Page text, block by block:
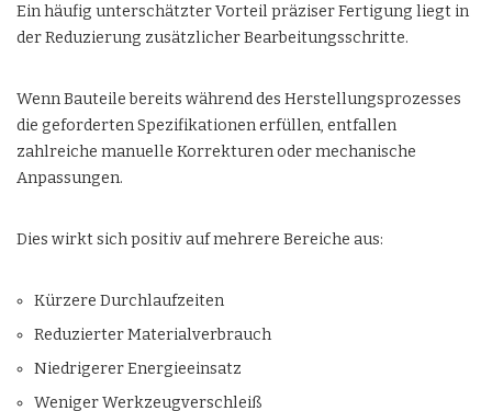
Ein häufig unterschätzter Vorteil präziser Fertigung liegt in
der Reduzierung zusätzlicher Bearbeitungsschritte.
Wenn Bauteile bereits während des Herstellungsprozesses
die geforderten Spezifikationen erfüllen, entfallen
zahlreiche manuelle Korrekturen oder mechanische
Anpassungen.
Dies wirkt sich positiv auf mehrere Bereiche aus:
Kürzere Durchlaufzeiten
Reduzierter Materialverbrauch
Niedrigerer Energieeinsatz
Weniger Werkzeugverschleiß